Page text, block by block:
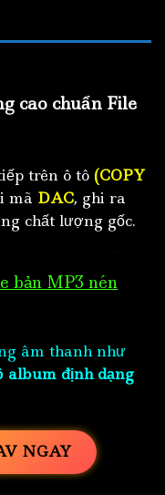
cao chuẩn File
trên ô tô (COPY
mã DAC, ghi ra
chất lượng gốc.
bản MP3 nén
âm thanh như
album định dạng
NGAY